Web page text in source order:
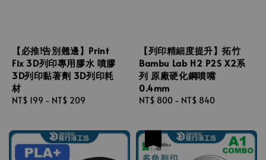
【必推!告別翹邊】Print
Fix 3D列印專用膠水 噴膠
3D列印黏著劑 3D列印耗
材
Regular
NT$ 199 - NT$ 209
【列印精細度提升】拓竹
Bambu Lab H2 P2S X2系
列 原廠硬化鋼噴嘴
0.4mm
Regular
NT$ 800 - NT$ 840